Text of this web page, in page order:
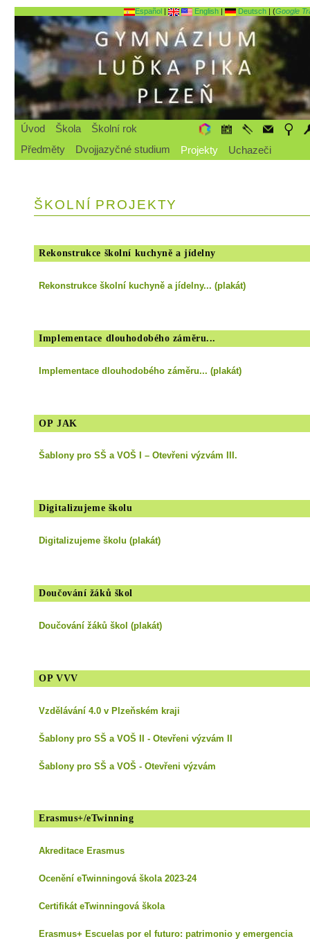
Español| English| Deutsch| (Google
Úvod Škola
Školní rok
Předměty
Dvojjazyčné studium Projekty Uchazeči
ŠKOLNÍ PROJEKTY
Rekonstrukce školní kuchyně a jídelny
Rekonstrukce školní kuchyně a jídelny... (plakát)
Implementace dlouhodobého záměru...
Implementace dlouhodobého záměru... (plakát)
OP JAK
Šablony pro SŠ a VOŠ I – Otevřeni výzvám III.
Digitalizujeme školu
Digitalizujeme školu (plakát)
Doučování žáků škol
Doučování žáků škol (plakát)
OP VVV
Vzdělávání 4.0 v Plzeňském kraji
Šablony pro SŠ a VOŠ II - Otevřeni výzvám II
Šablony pro SŠ a VOŠ - Otevřeni výzvám
Erasmus+/eTwinning
Akreditace Erasmus
Ocenění eTwinningová škola 2023-24
Certifikát eTwinningová škola
Erasmus+ Escuelas por el futuro: patrimonio y emergencia